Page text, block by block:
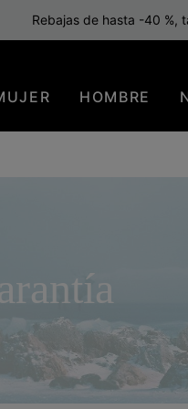
Rebajas de hasta -40 %,
HOMBRE